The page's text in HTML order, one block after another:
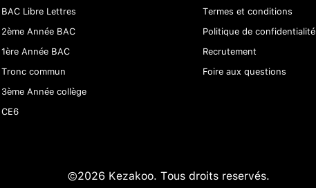
BAC Libre Lettres
2ème Année BAC
1ère Année BAC
Tronc commun
3ème Année collège
CE6
Termes et conditions
Politique de confidentialité
Recrutement
Foire aux questions
©2026 Kezakoo. Tous droits reservés.